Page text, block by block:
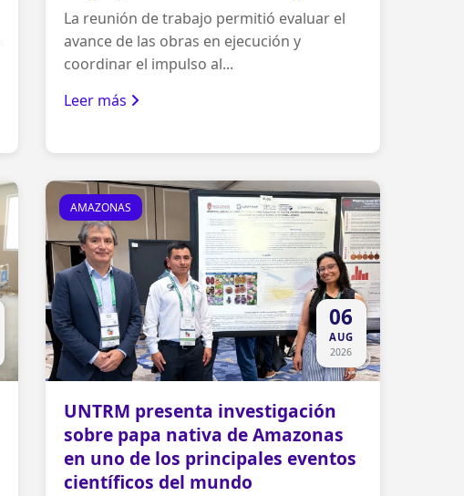
La reunión de trabajo permitió evaluar el
avance de las obras en ejecución y
coordinar el impulso al...
Leer más
AMAZONAS
06
AUG
2026
UNTRM presenta investigación
sobre papa nativa de Amazonas
en uno de los principales eventos
científicos del mundo